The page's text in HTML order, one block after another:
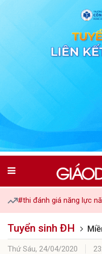
#thi đánh giá năng lực
Tuyển sinh ĐH
Thứ Sáu, 24/04/2020